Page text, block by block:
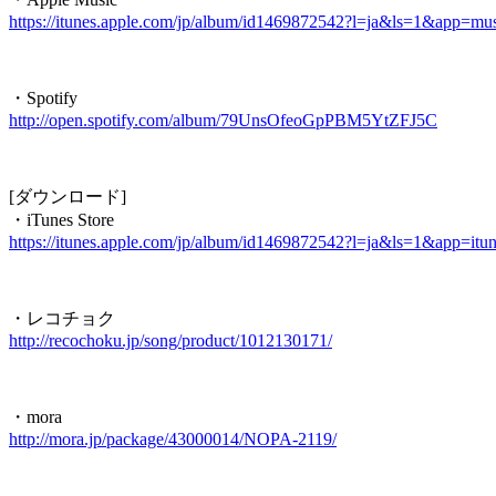
https://itunes.apple.com/jp/album/
・Spotify
http://open.spotify.com/album/79UnsOfeoGpPBM5YtZFJ5C
[ダウンロード]
・iTunes Store
https://itunes.apple.com/jp/album/
・レコチョク
http://recochoku.jp/song/product/1012130171/
・mora
http://mora.jp/package/43000014/NOPA-2119/